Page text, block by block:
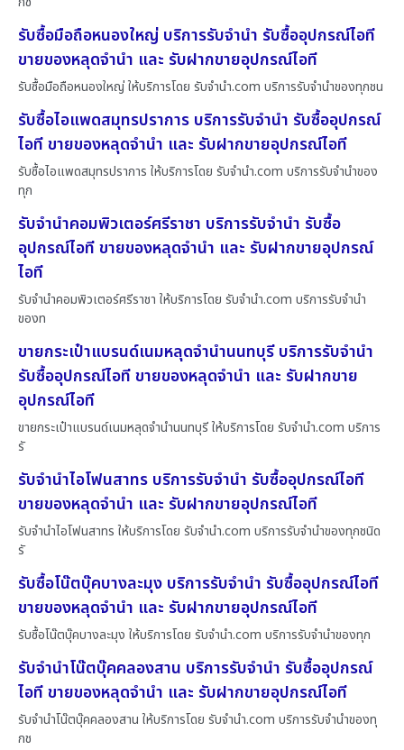
รับซื้อมือถือหนองใหญ่ บริการรับจำนำ รับซื้ออุปกรณ์ไอที
ขายของหลุดจำนำ และ รับฝากขายอุปกรณ์ไอที
รับซื้อมือถือหนองใหญ่ ให้บริการโดย รับจํานํา.com บริการรับจำนำของทุกชน
รับซื้อไอแพดสมุทรปราการ บริการรับจำนำ รับซื้ออุปกรณ์
ไอที ขายของหลุดจำนำ และ รับฝากขายอุปกรณ์ไอที
รับซื้อไอแพดสมุทรปราการ ให้บริการโดย รับจํานํา.com บริการรับจำนำของ
ทุก
รับจำนำคอมพิวเตอร์ศรีราชา บริการรับจำนำ รับซื้อ
อุปกรณ์ไอที ขายของหลุดจำนำ และ รับฝากขายอุปกรณ์
ไอที
รับจำนำคอมพิวเตอร์ศรีราชา ให้บริการโดย รับจํานํา.com บริการรับจำนำ
ของท
ขายกระเป๋าแบรนด์เนมหลุดจำนำนนทบุรี บริการรับจำนำ
รับซื้ออุปกรณ์ไอที ขายของหลุดจำนำ และ รับฝากขาย
อุปกรณ์ไอที
ขายกระเป๋าแบรนด์เนมหลุดจำนำนนทบุรี ให้บริการโดย รับจํานํา.com บริการ
รั
รับจำนำไอโฟนสาทร บริการรับจำนำ รับซื้ออุปกรณ์ไอที
ขายของหลุดจำนำ และ รับฝากขายอุปกรณ์ไอที
รับจำนำไอโฟนสาทร ให้บริการโดย รับจํานํา.com บริการรับจำนำของทุกชนิด
รั
รับซื้อโน๊ตบุ๊คบางละมุง บริการรับจำนำ รับซื้ออุปกรณ์ไอที
ขายของหลุดจำนำ และ รับฝากขายอุปกรณ์ไอที
รับซื้อโน๊ตบุ๊คบางละมุง ให้บริการโดย รับจํานํา.com บริการรับจำนำของทุก
รับจำนำโน๊ตบุ๊คคลองสาน บริการรับจำนำ รับซื้ออุปกรณ์
ไอที ขายของหลุดจำนำ และ รับฝากขายอุปกรณ์ไอที
รับจำนำโน๊ตบุ๊คคลองสาน ให้บริการโดย รับจํานํา.com บริการรับจำนำของทุ
กช